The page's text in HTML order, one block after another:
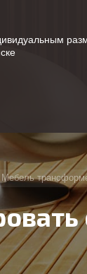
Мебель